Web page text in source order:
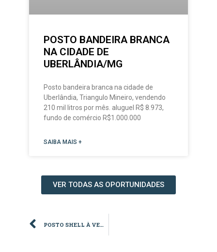
POSTO BANDEIRA BRANCA
NA CIDADE DE
UBERLÂNDIA/MG
Posto bandeira branca na cidade de
Uberlândia, Triangulo Mineiro, vendendo
210 mil litros por mês. aluguel R$ 8.973,
fundo de comércio R$1.000.000
SAIBA MAIS +
VER TODAS AS OPORTUNIDADES
POSTO SHELL À VENDA NA CIDADE DE AMPARO – SP